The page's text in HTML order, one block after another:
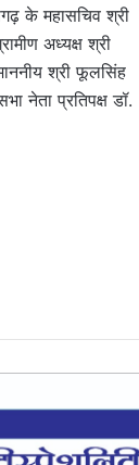
के महासचिव श्री
अध्यक्ष श्री
श्री फूलसिंह
नेता प्रतिपक्ष डॉ.